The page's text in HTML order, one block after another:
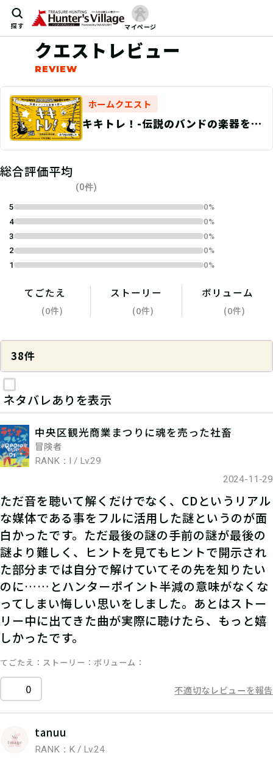
探す マイページ
クエストレビュー
ホームクエスト
キキトレ！-伝説のバンドの楽器を探
せ-
総合評価平均
(0件)
5
0%
4
0%
3
0%
2
0%
1
0%
てごたえ
(0件)
ストーリー
(0件)
ボリューム
(0件)
38件
ネタバレありを表示
中央区観光商業まつりに魂を売った社畜
冒険者
RANK：I / Lv.29
2024-11-29
ただ音を聴いて解くだけでなく、CDというリアル
な媒体である事をフルに活用した謎というのが面
白かったです。ただ最後の謎の手前の謎が最後の
謎より難しく、ヒントを見てもヒントで開示され
た部分までは自分で解けていてその先を知りたい
のに……とハンターポイント半減の意味がなくな
ってしまい悔しい思いをしました。あとはストー
リー中に出てきた曲が実際に聴けたら、もっと嬉
しかったです。
てごたえ ストーリー ボリューム
0 不適切なレビューを報告
tanuu
RANK：K / Lv.24